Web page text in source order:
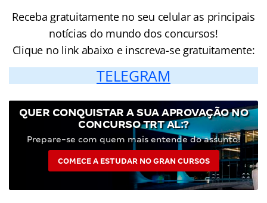
Receba gratuitamente no seu celular as principais
notícias do mundo dos concursos!
Clique no link abaixo e inscreva-se gratuitamente:
TELEGRAM
QUER CONQUISTAR A SUA APROVAÇÃO NO
CONCURSO TRT AL:?
Prepare-se com quem mais entende do assunto!
COMECE A ESTUDAR NO GRAN CURSOS